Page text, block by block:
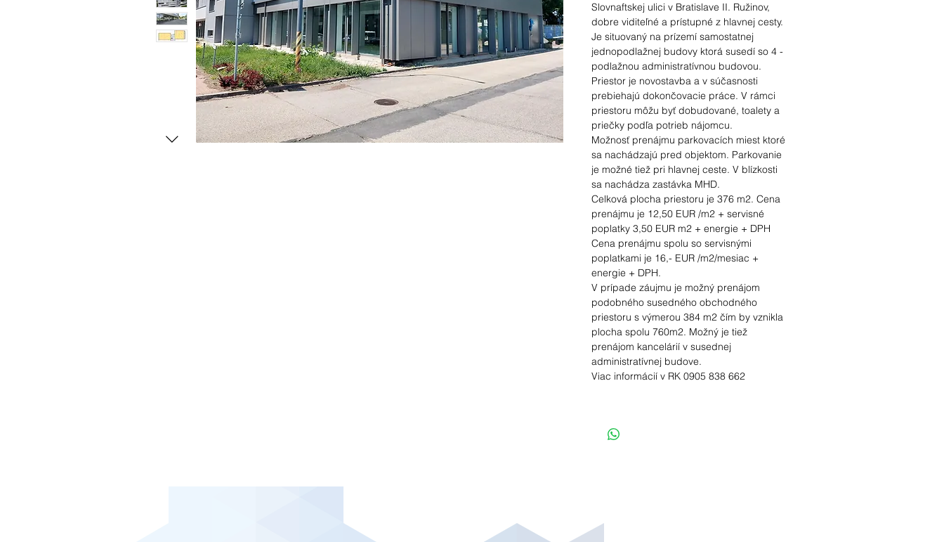
Slovnaftskej ulici v Bratislave II. Ružinov,
dobre viditeľné a prístupné z hlavnej cesty.
Je situovaný na prízemí samostatnej
jednopodlažnej budovy ktorá susedí so 4 -
podlažnou administratívnou budovou.
Priestor je novostavba a v súčasnosti
prebiehajú dokončovacie práce. V rámci
priestoru môžu byť dobudované, toalety a
priečky podľa potrieb nájomcu.
Možnosť prenájmu parkovacích miest ktoré
sa nachádzajú pred objektom. Parkovanie
je možné tiež pri hlavnej ceste. V blízkosti
sa nachádza zastávka MHD.
Celková plocha priestoru je 376 m2. Cena
prenájmu je 12,50 EUR /m2 + servisné
poplatky 3,50 EUR m2 + energie + DPH
Cena prenájmu spolu so servisnými
poplatkami je 16,- EUR /m2/mesiac +
energie + DPH.
V prípade záujmu je možný prenájom
podobného susedného obchodného
priestoru s výmerou 384 m2 čím by vznikla
plocha spolu 760m2. Možný je tiež
prenájom kancelárií v susednej
administratívnej budove.
Viac informácií v RK 0905 838 662